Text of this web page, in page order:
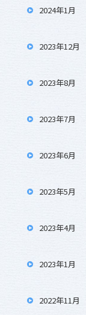
2024年1月
2023年12月
2023年8月
2023年7月
2023年6月
2023年5月
2023年4月
2023年1月
2022年11月